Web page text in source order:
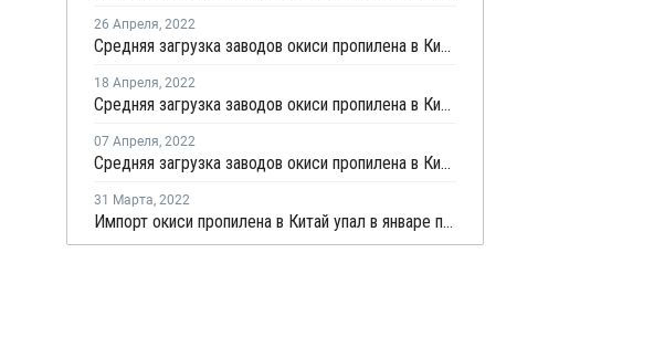
26 Апреля, 2022
Средняя загрузка заводов окиси пропилена в Китае немного выросла в начале апреля
18 Апреля, 2022
Средняя загрузка заводов окиси пропилена в Китае выросла в конце марта на 1,4%
07 Апреля, 2022
Средняя загрузка заводов окиси пропилена в Китае снизилась на третьей неделе марта почти на 2%
31 Марта, 2022
Импорт окиси пропилена в Китай упал в январе почти на треть